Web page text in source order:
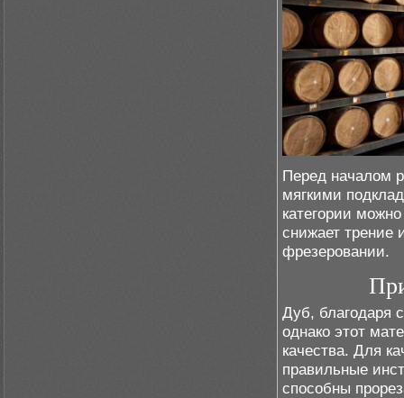
Перед началом
мягкими
категории
снижает трение
фрезеровании.
Дуб, благодаря
однако этот
качества. Для
правильные
способны